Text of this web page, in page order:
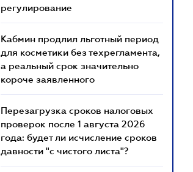
регулирование
Кабмин продлил льготный период
для косметики без техрегламента,
а реальный срок значительно
короче заявленного
Перезагрузка сроков налоговых
проверок после 1 августа 2026
года: будет ли исчисление сроков
давности "с чистого листа"?